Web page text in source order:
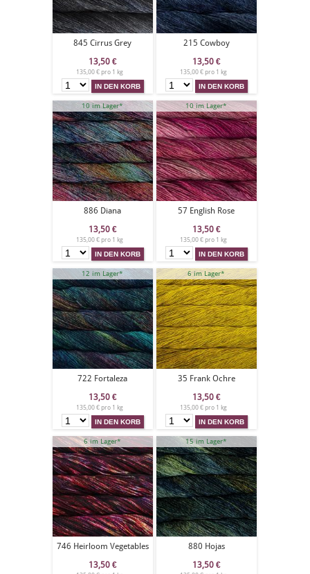
845 Cirrus Grey
13,50 €
135,00 € pro 1 kg
215 Cowboy
13,50 €
135,00 € pro 1 kg
10 im Lager*
886 Diana
13,50 €
135,00 € pro 1 kg
10 im Lager*
57 English Rose
13,50 €
135,00 € pro 1 kg
12 im Lager*
722 Fortaleza
13,50 €
135,00 € pro 1 kg
6 im Lager*
35 Frank Ochre
13,50 €
135,00 € pro 1 kg
6 im Lager*
746 Heirloom Vegetables
13,50 €
15 im Lager*
880 Hojas
13,50 €